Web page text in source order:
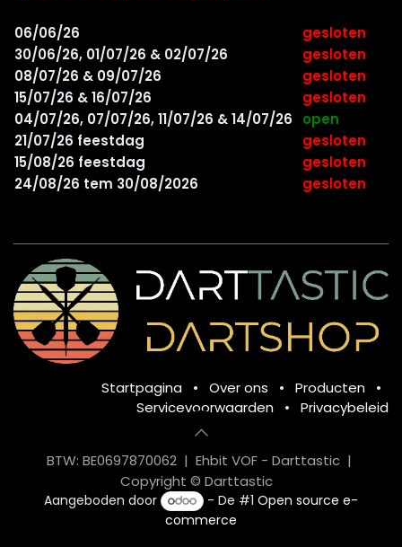
06/06/26
gesloten
30/06/26, 01/07/26 & 02/07/26
gesloten
08/07/26 & 09/07/26
gesloten
15/07/26 & 16/07/26
gesloten
04/07/26, 07/07/26, 11/07/26 & 14/07/26
open
21/07/26 feestdag
gesloten
15/08/26 feestdag
gesloten
24/08/26 tem 30/08/2026
gesloten
Startpagina • Over ons • Producten
•
Servicevoorwaarden
• Privacybeleid
BTW: BE0697870062 | Ehbit VOF - Darttastic |
Copyright © Darttastic
Aangeboden door - De #1Open source e-
commerce